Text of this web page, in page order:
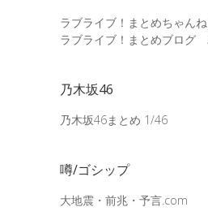
ラブライブ！まとめちゃんね
ラブライブ！まとめブログ
乃木坂46
乃木坂46まとめ 1/46
噂/ゴシップ
大地震・前兆・予言.com